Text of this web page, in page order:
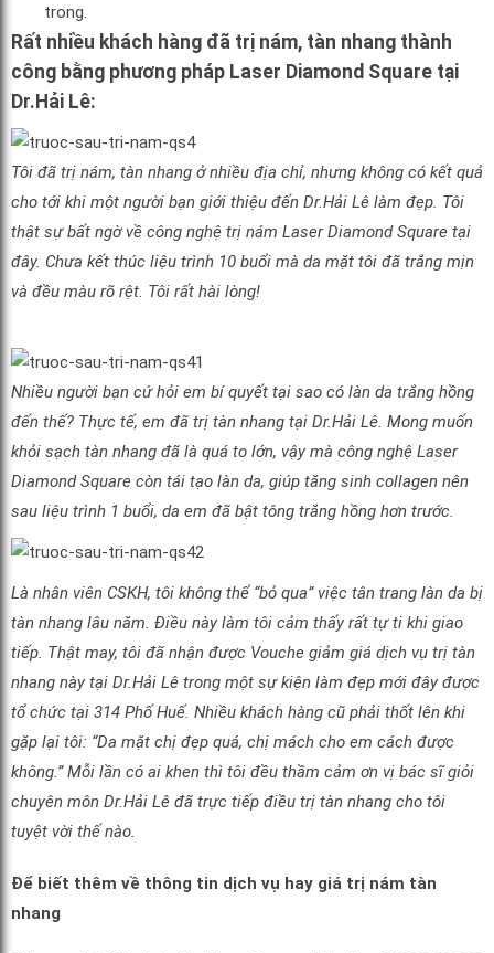
trong.
Rất nhiều khách hàng đã trị nám, tàn nhang thành
công bằng phương pháp Laser Diamond Square tại
Dr.Hải Lê:
Tôi đã trị nám, tàn nhang ở nhiều địa chỉ, nhưng không có kết quả
cho tới khi một người bạn giới thiệu đến Dr.Hải Lê làm đẹp. Tôi
thật sự bất ngờ về công nghệ trị nám Laser Diamond Square tại
đây. Chưa kết thúc liệu trình 10 buổi mà da mặt tôi đã trắng mịn
và đều màu rõ rệt. Tôi rất hài lòng!
Nhiều người bạn cứ hỏi em bí quyết tại sao có làn da trắng hồng
đến thế? Thực tế, em đã trị tàn nhang tại Dr.Hải Lê. Mong muốn
khỏi sạch tàn nhang đã là quá to lớn, vậy mà công nghệ Laser
Diamond Square còn tái tạo làn da, giúp tăng sinh collagen nên
sau liệu trình 1 buổi, da em đã bật tông trắng hồng hơn trước.
Là nhân viên CSKH, tôi không thể “bỏ qua” việc tân trang làn da bị
tàn nhang lâu năm. Điều này làm tôi cảm thấy rất tự ti khi giao
tiếp. Thật may, tôi đã nhận được Vouche giảm giá dịch vụ trị tàn
nhang này tại Dr.Hải Lê trong một sự kiện làm đẹp mới đây được
tổ chức tại 314 Phố Huế. Nhiều khách hàng cũ phải thốt lên khi
gặp lại tôi: “Da mặt chị đẹp quá, chị mách cho em cách được
không.” Mỗi lần có ai khen thì tôi đều thầm cảm ơn vị bác sĩ giỏi
chuyên môn Dr.Hải Lê đã trực tiếp điều trị tàn nhang cho tôi
tuyệt vời thế nào.
Để biết thêm về thông tin dịch vụ hay giá trị nám tàn
nhang